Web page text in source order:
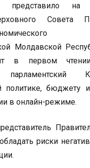
представило на
Совета
Молдавской
в первом
парламентский
политике, бюджету
в онлайн-режиме.
риски